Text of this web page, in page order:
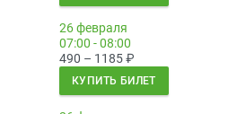
26 февраля
07:00 - 08:00
490 – 1185₽
КУПИТЬ БИЛЕТ